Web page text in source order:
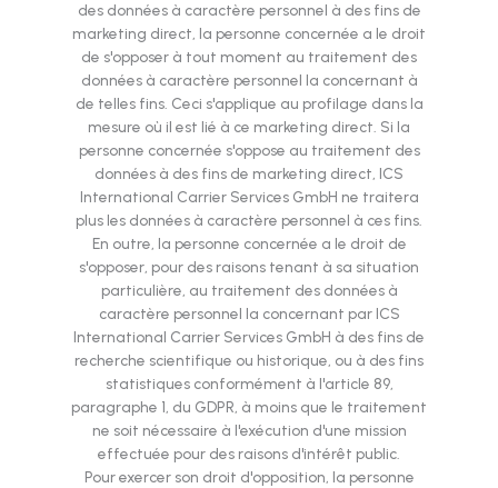
des données à caractère personnel à des fins de
marketing direct, la personne concernée a le droit
de s'opposer à tout moment au traitement des
données à caractère personnel la concernant à
de telles fins. Ceci s'applique au profilage dans la
mesure où il est lié à ce marketing direct. Si la
personne concernée s'oppose au traitement des
données à des fins de marketing direct, ICS
International Carrier Services GmbH ne traitera
plus les données à caractère personnel à ces fins.
En outre, la personne concernée a le droit de
s'opposer, pour des raisons tenant à sa situation
particulière, au traitement des données à
caractère personnel la concernant par ICS
International Carrier Services GmbH à des fins de
recherche scientifique ou historique, ou à des fins
statistiques conformément à l'article 89,
paragraphe 1, du GDPR, à moins que le traitement
ne soit nécessaire à l'exécution d'une mission
effectuée pour des raisons d'intérêt public.
Pour exercer son droit d'opposition, la personne